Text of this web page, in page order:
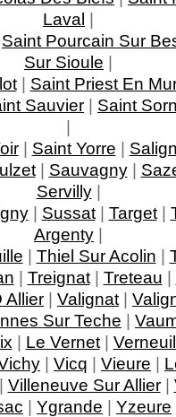
Laval |
Saint Pourcain Sur
Sur Sioule |
| Saint Priest En
Sauvier | Saint
|
| Saint Yorre |
| Sauvagny|
Servilly|
| Sussat| Target|
Argenty |
| Thiel Sur Acolin |
| Treignat| Treteau |
Allier | Valignat |
Sur Teche |
| Le Vernet|
| Vicq | Vieure |
Villeneuve Sur Allier|
| Ygrande | Yzeure